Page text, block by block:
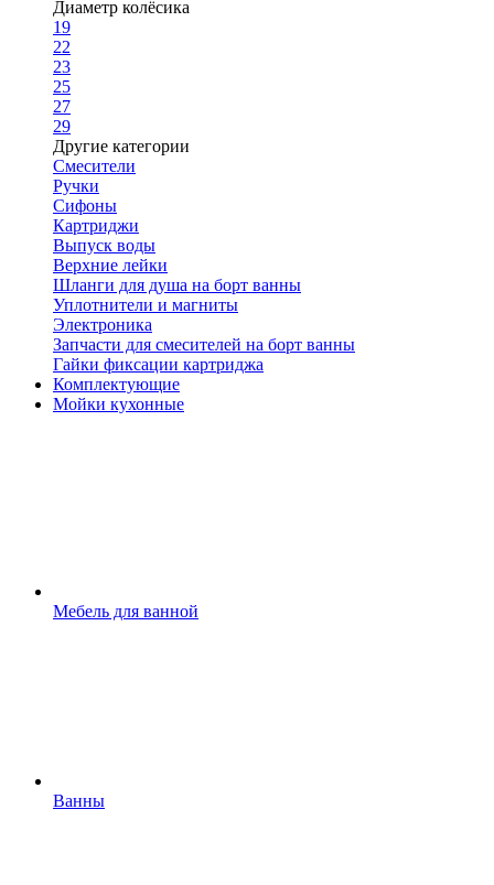
Диаметр колёсика
19
22
23
25
27
29
Другие категории
Смесители
Ручки
Сифоны
Картриджи
Выпуск воды
Верхние лейки
Шланги для душа на борт ванны
Уплотнители и магниты
Электроника
Запчасти для смесителей на борт ванны
Гайки фиксации картриджа
Комплектующие
Мойки кухонные
Мебель для ванной
Ванны